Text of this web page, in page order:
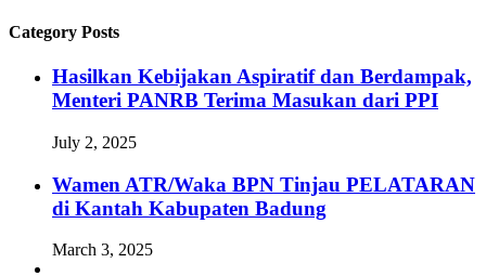
Category Posts
Hasilkan Kebijakan Aspiratif dan Berdampak,
Menteri PANRB Terima Masukan dari PPI
July 2, 2025
Wamen ATR/Waka BPN Tinjau PELATARAN
di Kantah Kabupaten Badung
March 3, 2025